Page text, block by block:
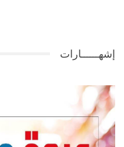
إشهــــــارات